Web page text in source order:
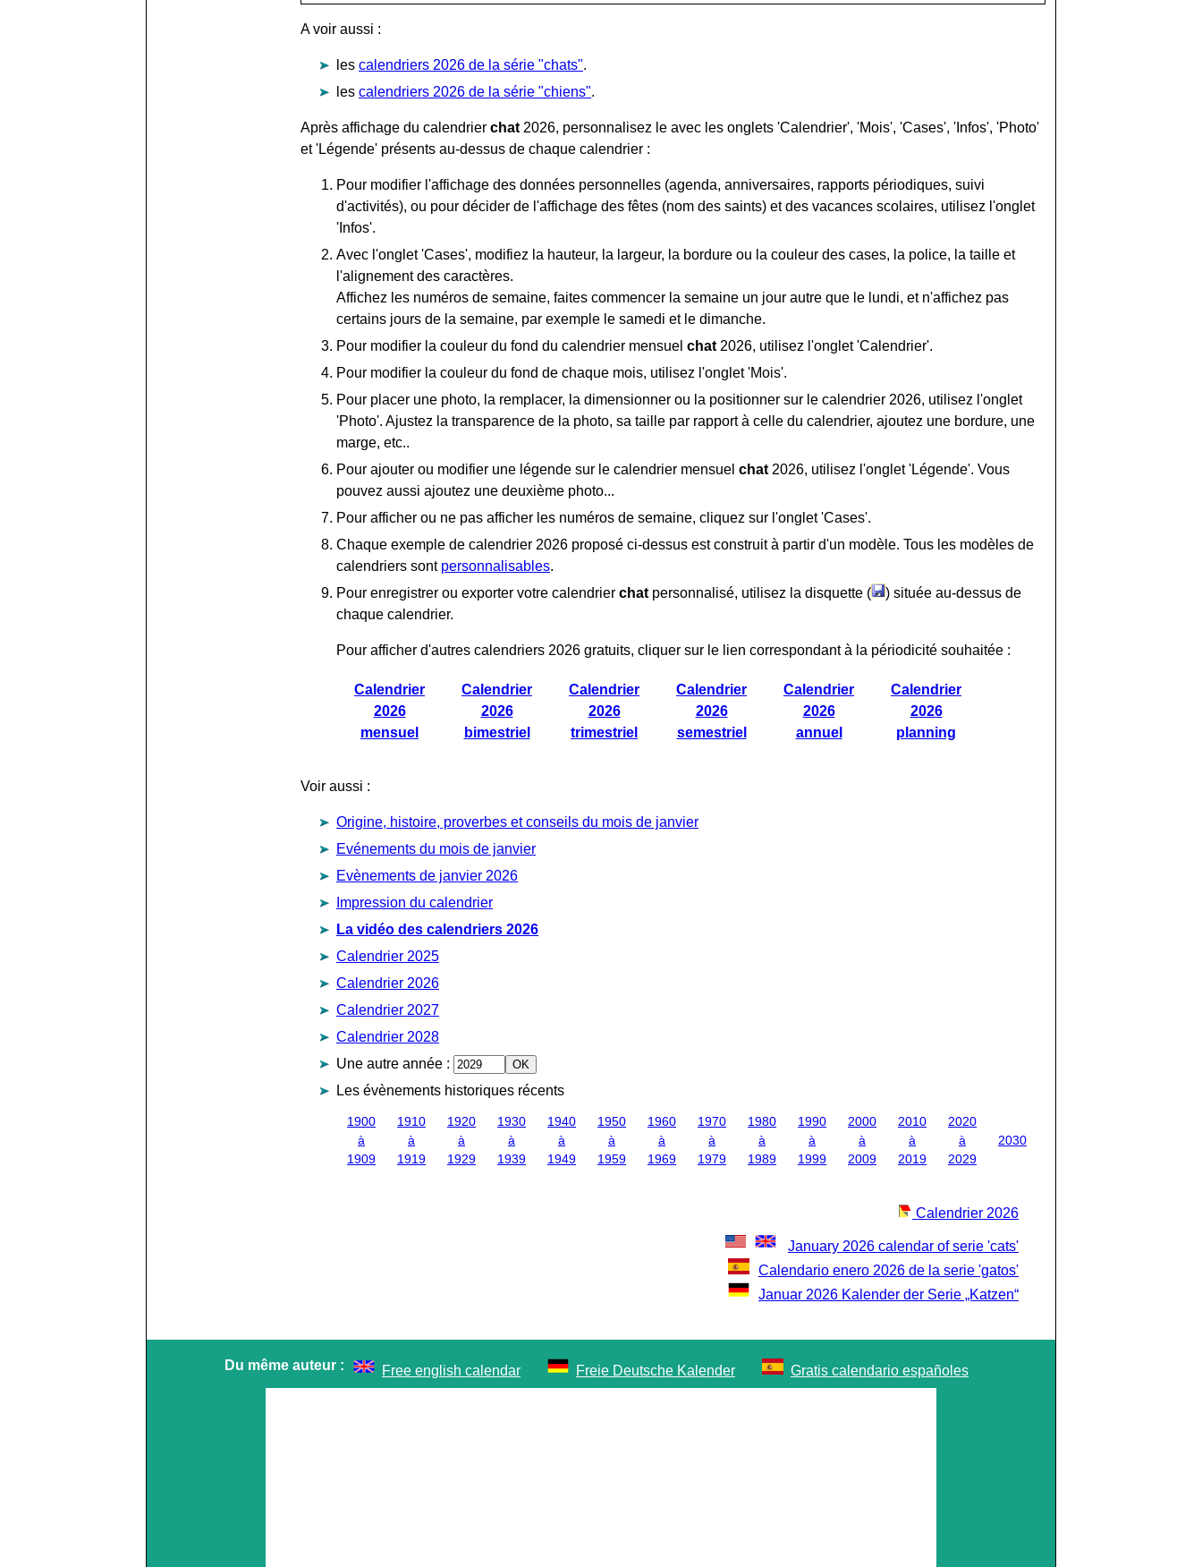
A voir aussi :
les calendriers 2026 de la série "chats".
les calendriers 2026 de la série "chiens".
Après affichage du calendrier chat2026, personnalisez le avec les onglets 'Calendrier', 'Mois', 'Cases', 'Infos', 'Photo'
et 'Légende' présents au-dessus de chaque calendrier :
Pour modifier l'affichage des données personnelles (agenda, anniversaires, rapports périodiques, suivi
d'activités), ou pour décider de l'affichage des fêtes (nom des saints) et des vacances scolaires, utilisez l'onglet
'Infos'.
Avec l'onglet 'Cases', modifiez la hauteur, la largeur, la bordure ou la couleur des cases, la police, la taille et
l'alignement des caractères.
Affichez les numéros de semaine, faites commencer la semaine un jour autre que le lundi, et n'affichez pas
certains jours de la semaine, par exemple le samedi et le dimanche.
Pour modifier la couleur du fond du calendrier mensuel chat2026, utilisez l'onglet 'Calendrier'.
Pour modifier la couleur du fond de chaque mois, utilisez l'onglet 'Mois'.
Pour placer une photo, la remplacer, la dimensionner ou la positionner sur le calendrier 2026, utilisez l'onglet
'Photo'. Ajustez la transparence de la photo, sa taille par rapport à celle du calendrier, ajoutez une bordure, une
marge, etc..
Pour ajouter ou modifier une légende sur le calendrier mensuel chat2026, utilisez l'onglet 'Légende'. Vous
pouvez aussi ajoutez une deuxième photo...
Pour afficher ou ne pas afficher les numéros de semaine, cliquez sur l'onglet 'Cases'.
Chaque exemple de calendrier 2026 proposé ci-dessus est construit à partir d'un modèle. Tous les modèles de
calendriers sont personnalisables.
Pour enregistrer ou exporter votre calendrier chatpersonnalisé, utilisez la disquette (
) située au-dessus de
chaque calendrier.
Pour afficher d'autres calendriers 2026 gratuits, cliquer sur le lien correspondant à la périodicité souhaitée :
Calendrier
2026
mensuel
Calendrier
2026
bimestriel
Calendrier
2026
trimestriel
Calendrier
2026
semestriel
Calendrier
2026
annuel
Calendrier
2026
planning
Voir aussi :
Origine, histoire, proverbes et conseils du mois de janvier
Evénements du mois de janvier
Evènements de janvier 2026
Impression du calendrier
La vidéo des calendriers 2026
Calendrier 2025
Calendrier 2026
Calendrier 2027
Calendrier 2028
Une autre année :
Les évènements historiques récents
1900
à
1909
1910
à
1919
1920
à
1929
1930
à
1939
1940
à
1949
1950
à
1959
1960
à
1969
1970
à
1979
1980
à
1989
1990
à
1999
2000
à
2009
2010
à
2019
2020
à
2029
2030
Calendrier 2026
January 2026 calendar of serie 'cats'
Calendario enero 2026 de la serie 'gatos'
Januar 2026 Kalender der Serie „Katzen“
Du même auteur : Free english calendar Freie Deutsche Kalender Gratis calendario españoles